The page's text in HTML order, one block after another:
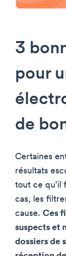
3
pour
de
Certaines
résultats
tout ce qu'il
cas, les
cause. Ces
suspects et
dossiers de